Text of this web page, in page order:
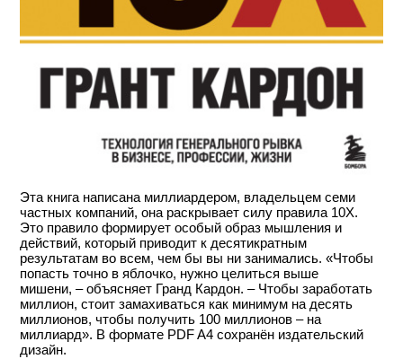
Эта книга написана миллиардером, владельцем семи
частных компаний, она раскрывает силу правила 10Х.
Это правило формирует особый образ мышления и
действий, который приводит к десятикратным
результатам во всем, чем бы вы ни занимались. «Чтобы
попасть точно в яблочко, нужно целиться выше
мишени, – объясняет Гранд Кардон. – Чтобы заработать
миллион, стоит замахиваться как минимум на десять
миллионов, чтобы получить 100 миллионов – на
миллиард». В формате PDF A4 сохранён издательский
дизайн.